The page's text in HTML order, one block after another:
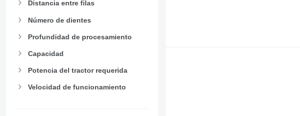
Distancia entre filas
Número de dientes
Profundidad de procesamiento
Capacidad
Potencia del tractor requerida
Velocidad de funcionamiento